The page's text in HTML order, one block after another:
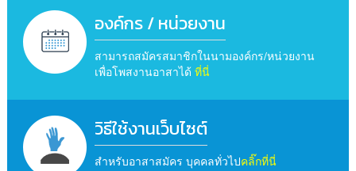
องค์กร / หน่วยงาน
สามารถสมัครสมาชิกในนามองค์กร/หน่วยงาน
เพื่อโพสงานอาสาได้ ที่นี่
วิธีใช้งานเว็บไซต์
สำหรับอาสาสมัคร บุคคลทั่วไปคลิ๊กที่นี่